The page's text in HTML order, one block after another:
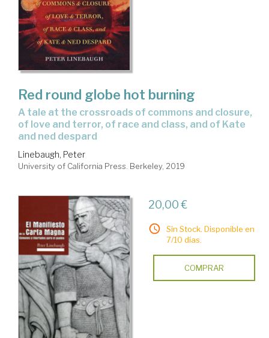
Red round globe hot burning
a tale at the crossroads of commons and closure,
of love and terror, of race and class, and of Kate
and ned despard
Linebaugh, Peter
University of California Press. Berkeley, 2019
20,00 €
Sin Stock. Disponible en
7/10 días.
COMPRAR